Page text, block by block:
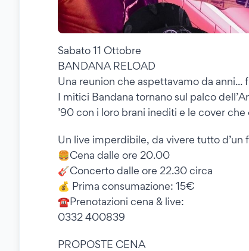
Sabato 11 Ottobre
BANDANA RELOAD
Una reunion che aspettavamo da anni...
I mitici Bandana tornano sul palco
’90 con i loro brani inediti e le cover
Un live imperdibile, da vivere tutto d’un
🍔Cena dalle ore 20.00
🎸Concerto dalle ore 22.30 circa
💰 Prima consumazione: 15€
☎️Prenotazioni cena & live:
0332 400839
PROPOSTE CENA